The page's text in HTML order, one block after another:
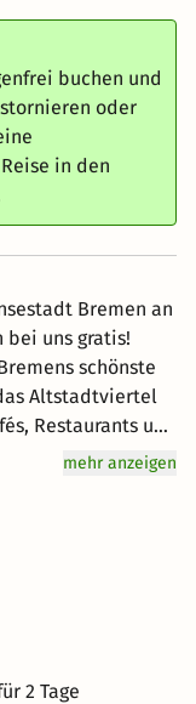
buchen und
oder
in den
Bremen an
bei uns gratis!
schönste
Altstadtviertel
Restaurants und
und
weltberühmten
ein
mit
Begrüßungsdrink
mehr anzeigen
2 Tage